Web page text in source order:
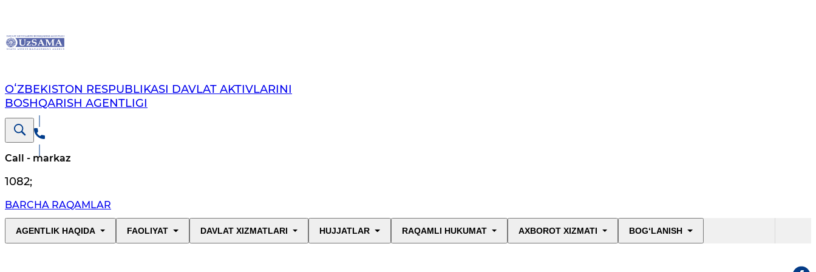
OʻZBEKISTON RESPUBLIKASI DAVLAT AKTIVLARINI
BOSHQARISH AGENTLIGI
Call - markaz
1082;
BARCHA RAQAMLAR
AGENTLIK HAQIDA FAOLIYAT DAVLAT XIZMATLARI HUJJATLAR RAQAMLI HUKUMAT AXBOROT XIZMATI BOG‘LANISH